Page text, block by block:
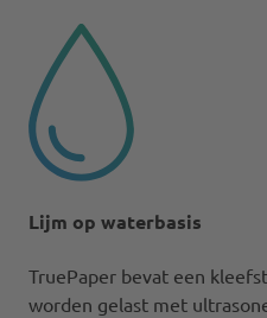
Lijm op waterbasis
TruePaper bevat een
worden gelast met